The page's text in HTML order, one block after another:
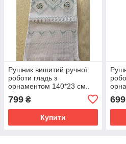
Рушник вишитий ручної
роботи гладь з
орнаментом 140*23 см..
799₴
Купити
699